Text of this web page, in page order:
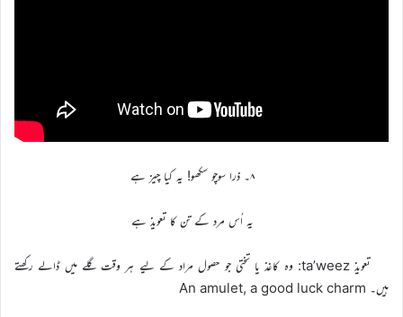
۸۔ ذرا سوچو سکھو! یہ کیا چیز ہے
یہ اُس مرد کے تن کا تعویذ ہے
تعویذ ta’weez: وہ کاغذ یا تختی جو حصول مراد کے لیے ہر وقت گلے میں ڈالے رکھتے
ہیں۔ An amulet, a good luck charm